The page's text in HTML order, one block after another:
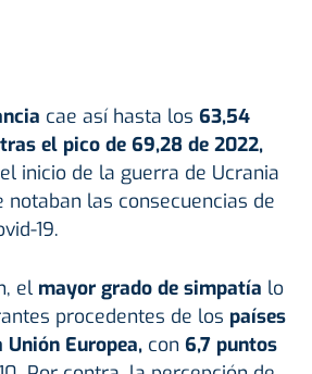
cae así hasta los 63,54
el pico de 69,28 de 2022,
inicio de la guerra de Ucrania
notaban las consecuencias de
19.
el mayor grado de simpatía lo
procedentes de los países
Europea, con 6,7 puntos